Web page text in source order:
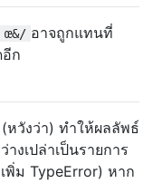
œ&/ อาจถูกแทนที่
ก
หวังว่า) ทำให้ผลลัพธ์
งเปล่าเป็นรายการ
พิ่ม TypeError) หาก